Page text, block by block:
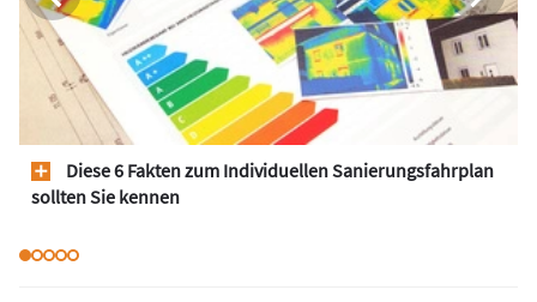
Diese 6 Fakten zum Individuellen Sanierungsfahrplan
sollten Sie kennen